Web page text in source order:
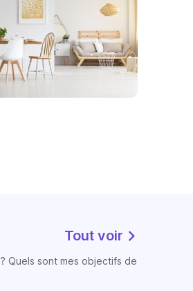
Tout voir
Quels sont mes objectifs de